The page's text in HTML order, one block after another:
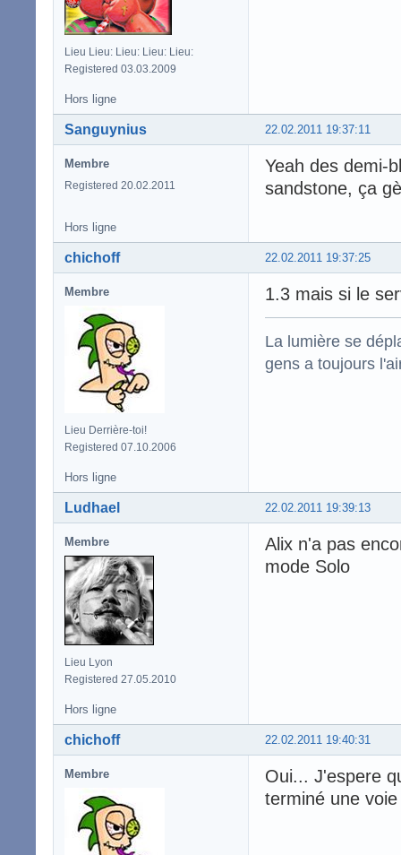
Lieu Lieu: Lieu: Lieu: Lieu:
Registered 03.03.2009
Hors ligne
22.02.2011 19:37:11
Sanguynius
Membre
Registered 20.02.2011
Yeah des demi-
sandstone, ça
Hors ligne
22.02.2011 19:37:25
chichoff
Membre
Lieu Derrière-toi!
Registered 07.10.2006
1.3 mais si le
La lumière se
gens a toujours
Hors ligne
22.02.2011 19:39:13
Ludhael
Membre
Lieu Lyon
Registered 27.05.2010
Alix n'a pas
mode Solo
Hors ligne
22.02.2011 19:40:31
chichoff
Membre
Oui... J'espere
terminé une